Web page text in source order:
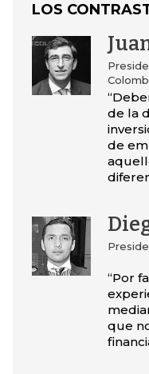
LOS
de la
de
“Por
que